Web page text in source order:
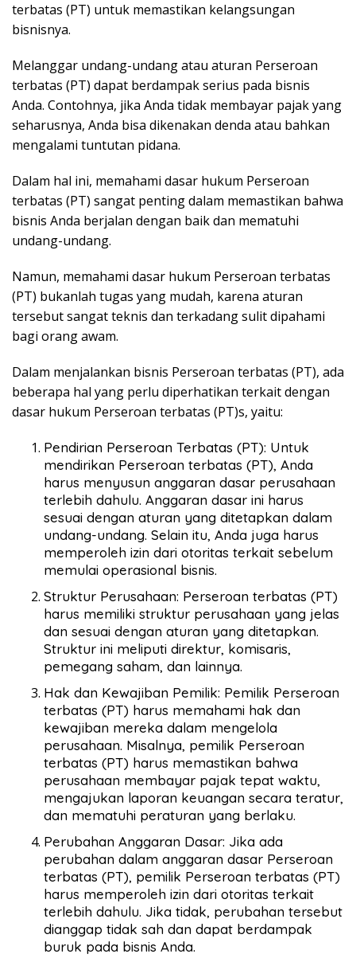
terbatas (PT) untuk memastikan kelangsungan
bisnisnya.
Melanggar undang-undang atau aturan Perseroan
terbatas (PT) dapat berdampak serius pada bisnis
Anda. Contohnya, jika Anda tidak membayar pajak yang
seharusnya, Anda bisa dikenakan denda atau bahkan
mengalami tuntutan pidana.
Dalam hal ini, memahami dasar hukum Perseroan
terbatas (PT) sangat penting dalam memastikan bahwa
bisnis Anda berjalan dengan baik dan mematuhi
undang-undang.
Namun, memahami dasar hukum Perseroan terbatas
(PT) bukanlah tugas yang mudah, karena aturan
tersebut sangat teknis dan terkadang sulit dipahami
bagi orang awam.
Dalam menjalankan bisnis Perseroan terbatas (PT), ada
beberapa hal yang perlu diperhatikan terkait dengan
dasar hukum Perseroan terbatas (PT)s, yaitu:
Pendirian Perseroan Terbatas (PT): Untuk
mendirikan Perseroan terbatas (PT), Anda
harus menyusun anggaran dasar perusahaan
terlebih dahulu. Anggaran dasar ini harus
sesuai dengan aturan yang ditetapkan dalam
undang-undang. Selain itu, Anda juga harus
memperoleh izin dari otoritas terkait sebelum
memulai operasional bisnis.
Struktur Perusahaan: Perseroan terbatas (PT)
harus memiliki struktur perusahaan yang jelas
dan sesuai dengan aturan yang ditetapkan.
Struktur ini meliputi direktur, komisaris,
pemegang saham, dan lainnya.
Hak dan Kewajiban Pemilik: Pemilik Perseroan
terbatas (PT) harus memahami hak dan
kewajiban mereka dalam mengelola
perusahaan. Misalnya, pemilik Perseroan
terbatas (PT) harus memastikan bahwa
perusahaan membayar pajak tepat waktu,
mengajukan laporan keuangan secara teratur,
dan mematuhi peraturan yang berlaku.
Perubahan Anggaran Dasar: Jika ada
perubahan dalam anggaran dasar Perseroan
terbatas (PT), pemilik Perseroan terbatas (PT)
harus memperoleh izin dari otoritas terkait
terlebih dahulu. Jika tidak, perubahan tersebut
dianggap tidak sah dan dapat berdampak
buruk pada bisnis Anda.